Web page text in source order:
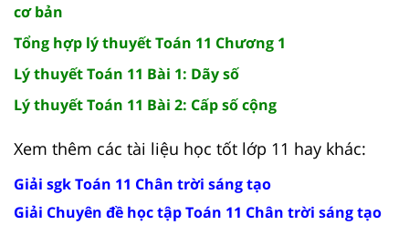
cơ bản
Tổng hợp lý thuyết Toán 11 Chương 1
Lý thuyết Toán 11 Bài 1: Dãy số
Lý thuyết Toán 11 Bài 2: Cấp số cộng
Xem thêm các tài liệu học tốt lớp 11 hay khác:
Giải sgk Toán 11 Chân trời sáng tạo
Giải Chuyên đề học tập Toán 11 Chân trời sáng tạo